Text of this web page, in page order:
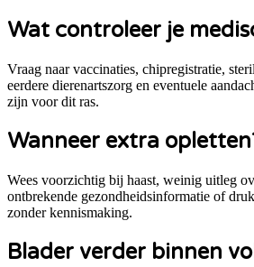
Wat controleer je
Vraag naar vaccinaties, chipregistratie,
eerdere dierenartszorg en eventuele
zijn voor dit ras.
Wanneer extra
Wees voorzichtig bij haast, weinig uitleg
ontbrekende gezondheidsinformatie of
zonder kennismaking.
Blader verder binnen